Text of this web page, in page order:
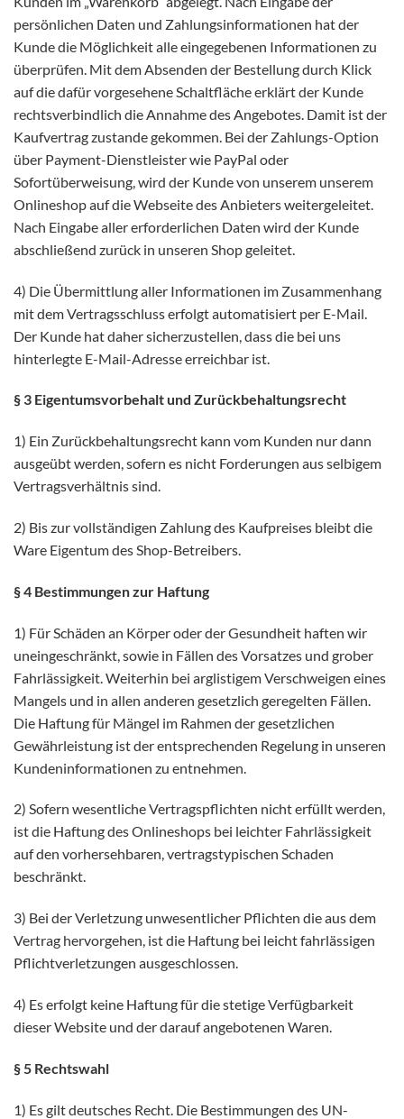
persönlichen Daten und Zahlungsinformationen hat der
Kunde die Möglichkeit alle eingegebenen Informationen zu
überprüfen. Mit dem Absenden der Bestellung durch Klick
auf die dafür vorgesehene Schaltfläche erklärt der Kunde
rechtsverbindlich die Annahme des Angebotes. Damit ist der
Kaufvertrag zustande gekommen. Bei der Zahlungs-Option
über Payment-Dienstleister wie PayPal oder
Sofortüberweisung, wird der Kunde von unserem unserem
Onlineshop auf die Webseite des Anbieters weitergeleitet.
Nach Eingabe aller erforderlichen Daten wird der Kunde
abschließend zurück in unseren Shop geleitet.
4) Die Übermittlung aller Informationen im Zusammenhang
mit dem Vertragsschluss erfolgt automatisiert per E-Mail.
Der Kunde hat daher sicherzustellen, dass die bei uns
hinterlegte E-Mail-Adresse erreichbar ist.
§ 3 Eigentumsvorbehalt und Zurückbehaltungsrecht
1) Ein Zurückbehaltungsrecht kann vom Kunden nur dann
ausgeübt werden, sofern es nicht Forderungen aus selbigem
Vertragsverhältnis sind.
2) Bis zur vollständigen Zahlung des Kaufpreises bleibt die
Ware Eigentum des Shop-Betreibers.
§ 4 Bestimmungen zur Haftung
1) Für Schäden an Körper oder der Gesundheit haften wir
uneingeschränkt, sowie in Fällen des Vorsatzes und grober
Fahrlässigkeit. Weiterhin bei arglistigem Verschweigen eines
Mangels und in allen anderen gesetzlich geregelten Fällen.
Die Haftung für Mängel im Rahmen der gesetzlichen
Gewährleistung ist der entsprechenden Regelung in unseren
Kundeninformationen zu entnehmen.
2) Sofern wesentliche Vertragspflichten nicht erfüllt werden,
ist die Haftung des Onlineshops bei leichter Fahrlässigkeit
auf den vorhersehbaren, vertragstypischen Schaden
beschränkt.
3) Bei der Verletzung unwesentlicher Pflichten die aus dem
Vertrag hervorgehen, ist die Haftung bei leicht fahrlässigen
Pflichtverletzungen ausgeschlossen.
4) Es erfolgt keine Haftung für die stetige Verfügbarkeit
dieser Website und der darauf angebotenen Waren.
§ 5 Rechtswahl
1) Es gilt deutsches Recht. Die Bestimmungen des UN-